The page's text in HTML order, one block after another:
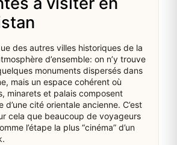
des autres villes historiques de la
d’ensemble: on n’y trouve
monuments dispersés dans
mais un espace cohérent où
minarets et palais composent
d’une cité orientale ancienne. C’est
cela que beaucoup de voyageurs
l’étape la plus “cinéma” d’un